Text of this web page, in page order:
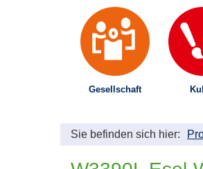
Gesellschaft
Sie befinden sich hier: